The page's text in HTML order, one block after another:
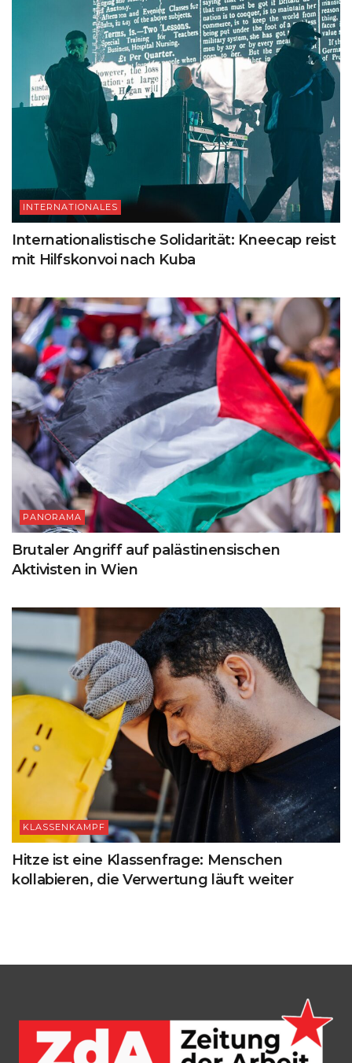
INTERNATIONALES
Internationalistische Solidarität: Kneecap reist
mit Hilfskonvoi nach Kuba
PANORAMA
Brutaler Angriff auf palästinensischen
Aktivisten in Wien
KLASSENKAMPF
Hitze ist eine Klassenfrage: Menschen
kollabieren, die Verwertung läuft weiter